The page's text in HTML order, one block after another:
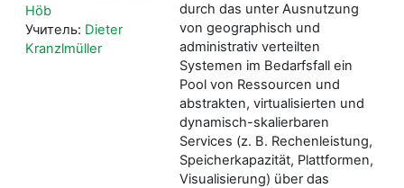
durch das unter Ausnutzung
von geographisch und
administrativ verteilten
Systemen im Bedarfsfall ein
Pool von Ressourcen und
abstrakten, virtualisierten und
dynamisch-skalierbaren
Services (z. B. Rechenleistung,
Speicherkapazität, Plattformen,
Visualisierung) über das
Höb
Учитель: Dieter
Kranzlmüller